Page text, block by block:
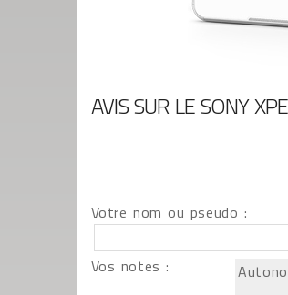
AVIS SUR LE SONY
Votre nom ou pseudo :
Vos notes :